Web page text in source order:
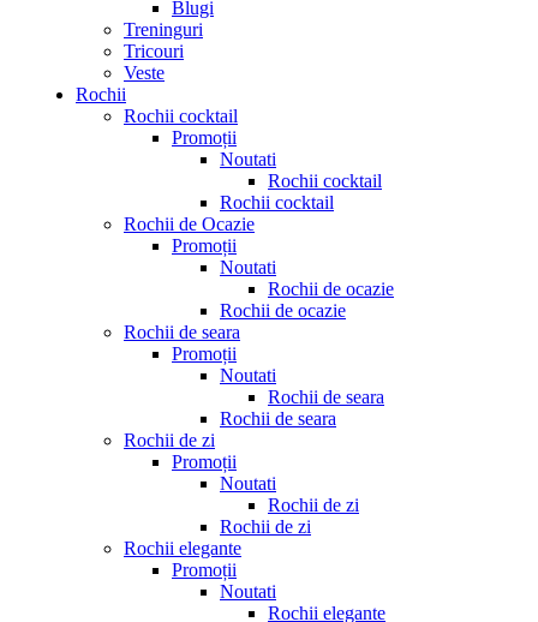
Blugi
Treninguri
Tricouri
Veste
Rochii
Rochii cocktail
Promoții
Noutati
Rochii cocktail
Rochii cocktail
Rochii de Ocazie
Promoții
Noutati
Rochii de ocazie
Rochii de ocazie
Rochii de seara
Promoții
Noutati
Rochii de seara
Rochii de seara
Rochii de zi
Promoții
Noutati
Rochii de zi
Rochii de zi
Rochii elegante
Promoții
Noutati
Rochii elegante